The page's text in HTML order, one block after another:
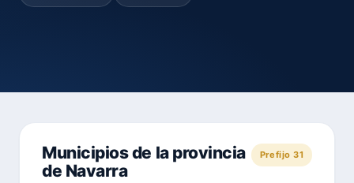
Municipios de la provincia
de Navarra
Prefijo 31